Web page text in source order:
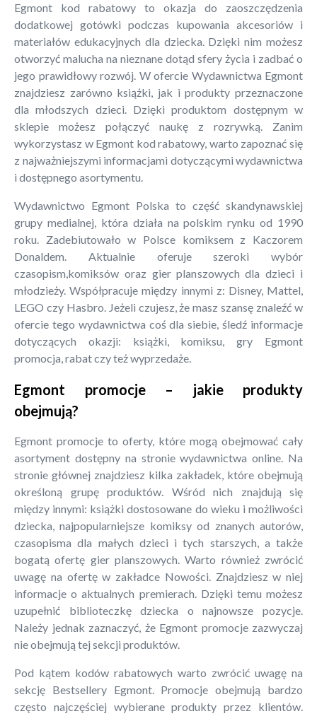
Egmont kod rabatowy to okazja do zaoszczędzenia
dodatkowej gotówki podczas kupowania akcesoriów i
materiałów edukacyjnych dla dziecka. Dzięki nim możesz
otworzyć malucha na nieznane dotąd sfery życia i zadbać o
jego prawidłowy rozwój. W ofercie Wydawnictwa Egmont
znajdziesz zarówno książki, jak i produkty przeznaczone
dla młodszych dzieci. Dzięki produktom dostępnym w
sklepie możesz połączyć naukę z rozrywką. Zanim
wykorzystasz w Egmont kod rabatowy, warto zapoznać się
z najważniejszymi informacjami dotyczącymi wydawnictwa
i dostępnego asortymentu.
Wydawnictwo Egmont Polska to część skandynawskiej
grupy medialnej, która działa na polskim rynku od 1990
roku. Zadebiutowało w Polsce komiksem z Kaczorem
Donaldem. Aktualnie oferuje szeroki wybór
czasopism,komiksów oraz gier planszowych dla dzieci i
młodzieży. Współpracuje między innymi z: Disney, Mattel,
LEGO czy Hasbro. Jeżeli czujesz, że masz szansę znaleźć w
ofercie tego wydawnictwa coś dla siebie, śledź informacje
dotyczących okazji: książki, komiksu, gry Egmont
promocja, rabat czy też wyprzedaże.
Egmont promocje – jakie produkty
obejmują?
Egmont promocje to oferty, które mogą obejmować cały
asortyment dostępny na stronie wydawnictwa online. Na
stronie głównej znajdziesz kilka zakładek, które obejmują
określoną grupę produktów. Wśród nich znajdują się
między innymi: książki dostosowane do wieku i możliwości
dziecka, najpopularniejsze komiksy od znanych autorów,
czasopisma dla małych dzieci i tych starszych, a także
bogatą ofertę gier planszowych. Warto również zwrócić
uwagę na ofertę w zakładce Nowości. Znajdziesz w niej
informacje o aktualnych premierach. Dzięki temu możesz
uzupełnić biblioteczkę dziecka o najnowsze pozycje.
Należy jednak zaznaczyć, że Egmont promocje zazwyczaj
nie obejmują tej sekcji produktów.
Pod kątem kodów rabatowych warto zwrócić uwagę na
sekcję Bestsellery Egmont. Promocje obejmują bardzo
często najczęściej wybierane produkty przez klientów.